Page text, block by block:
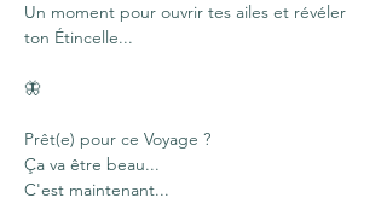
Un moment pour ouvrir tes ailes et révéler
ton Étincelle...
🦋
Prêt(e) pour ce Voyage ?
Ça va être beau...
C'est maintenant...